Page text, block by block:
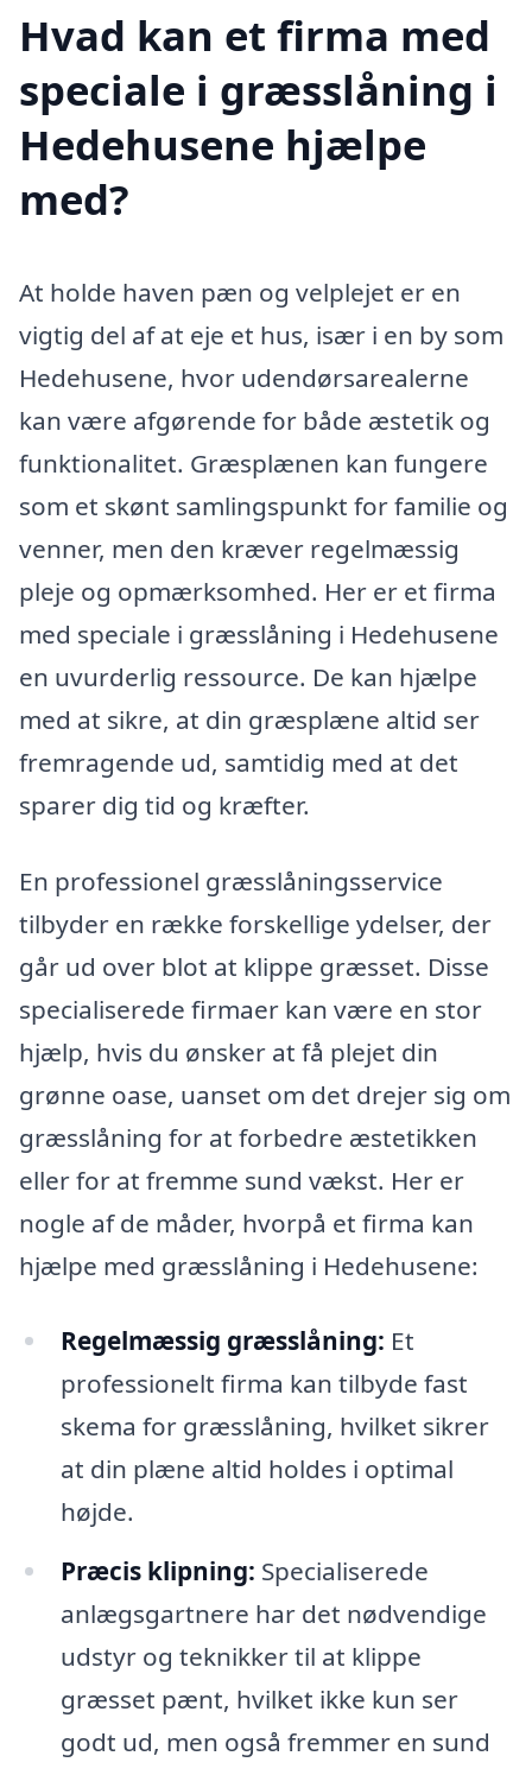
Hvad kan et firma med
speciale i græsslåning i
Hedehusene hjælpe
med?
At holde haven pæn og velplejet er en
vigtig del af at eje et hus, især i en by som
Hedehusene, hvor udendørsarealerne
kan være afgørende for både æstetik og
funktionalitet. Græsplænen kan fungere
som et skønt samlingspunkt for familie og
venner, men den kræver regelmæssig
pleje og opmærksomhed. Her er et firma
med speciale i græsslåning i Hedehusene
en uvurderlig ressource. De kan hjælpe
med at sikre, at din græsplæne altid ser
fremragende ud, samtidig med at det
sparer dig tid og kræfter.
En professionel græsslåningsservice
tilbyder en række forskellige ydelser, der
går ud over blot at klippe græsset. Disse
specialiserede firmaer kan være en stor
hjælp, hvis du ønsker at få plejet din
grønne oase, uanset om det drejer sig om
græsslåning for at forbedre æstetikken
eller for at fremme sund vækst. Her er
nogle af de måder, hvorpå et firma kan
hjælpe med græsslåning i Hedehusene:
Regelmæssig græsslåning: Et
professionelt firma kan tilbyde fast
skema for græsslåning, hvilket sikrer
at din plæne altid holdes i optimal
højde.
Præcis klipning: Specialiserede
anlægsgartnere har det nødvendige
udstyr og teknikker til at klippe
græsset pænt, hvilket ikke kun ser
godt ud, men også fremmer en sund